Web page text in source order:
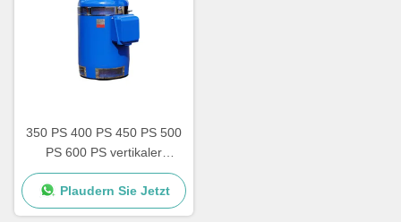
350 PS 400 PS 450 PS 500
PS 600 PS vertikaler
Hohlwellenmotor nach
IEC/NEMA-Standard
Plaudern Sie Jetzt